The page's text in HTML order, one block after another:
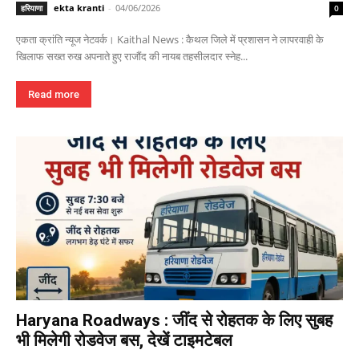
हरियाणा ekta kranti - 04/06/2026 0
एकता क्रांति न्यूज नेटवर्क। Kaithal News : कैथल जिले में प्रशासन ने लापरवाही के
खिलाफ सख्त रुख अपनाते हुए राजौंद की नायब तहसीलदार स्नेह...
Read more
Haryana Roadways : जींद से रोहतक के लिए सुबह
भी मिलेगी रोडवेज बस, देखें टाइमटेबल